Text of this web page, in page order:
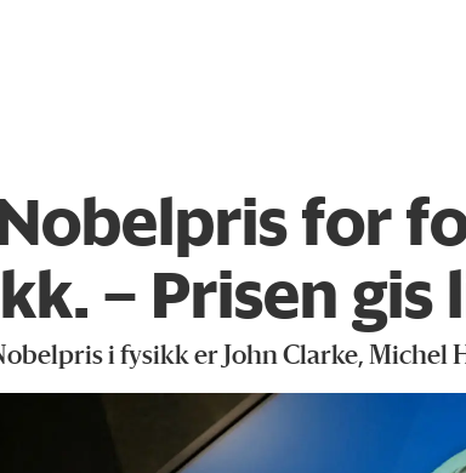
for
– Prisen
i fysikk er John Clarke, Michel